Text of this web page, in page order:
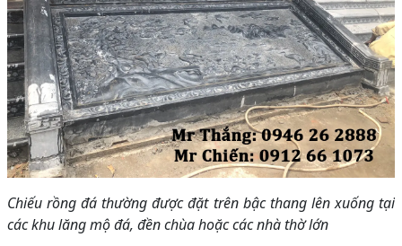
Chiếu rồng đá thường được đặt trên bậc thang lên xuống tại
các khu lăng mộ đá, đền chùa hoặc các nhà thờ lớn